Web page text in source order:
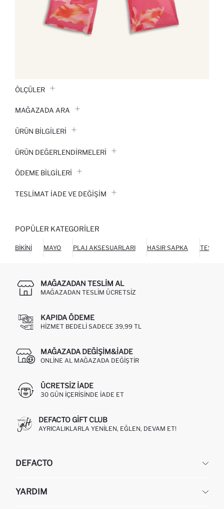
ÖLÇÜLER
MAĞAZADA ARA
ÜRÜN BILGILERI
ÜRÜN DEĞERLENDİRMELERİ
ÖDEME BİLGİLERİ
TESLIMAT İADE VE DEĞIŞIM
POPÜLER KATEGORILER
BIKINI MAYO PLAJ AKSESUARLARI HASIR ŞAPKA
MAĞAZADAN TESLIM AL
MAĞAZADAN TESLIM ÜCRETSIZ
KAPIDA ÖDEME
HIZMET BEDELI SADECE 39,99 TL
MAĞAZADA DEĞIŞIM&İADE
ONLINE AL MAĞAZADA DEĞIŞTIR
ÜCRETSIZ IADE
30 GÜN IÇERISINDE IADE ET
DEFACTO GIFT CLUB
AYRICALIKLARLA YENILEN, EĞLEN, DEVAM ET!
DEFACTO
HAKKIMIZDA
YARDIM